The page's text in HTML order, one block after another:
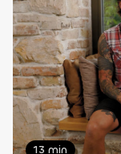
13 min